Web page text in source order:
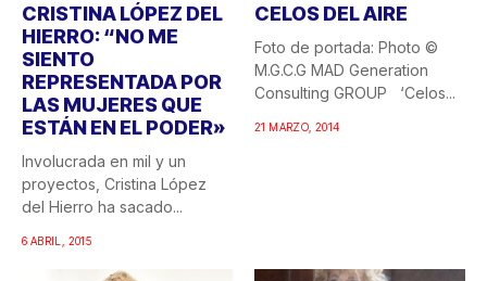
CRISTINA LÓPEZ DEL
HIERRO: “NO ME
SIENTO
REPRESENTADA POR
LAS MUJERES QUE
ESTÁN EN EL PODER»
Involucrada en mil y un
proyectos, Cristina López
del Hierro ha sacado...
6 ABRIL, 2015
CELOS DEL AIRE
Foto de portada: Photo ©
M.G.C.G MAD Generation
Consulting GROUP ‘Celos...
21 MARZO, 2014